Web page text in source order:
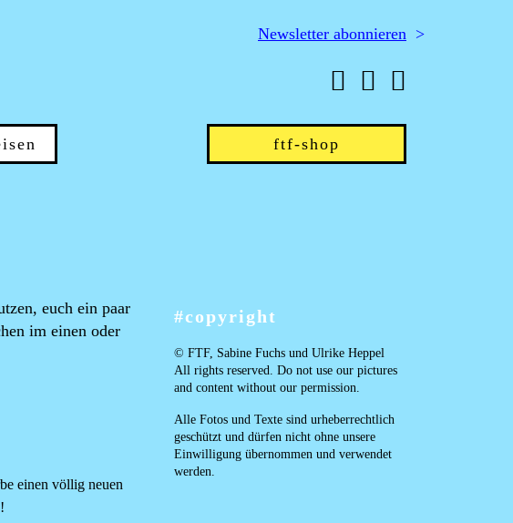
Newsletter abonnieren
Shop-Menüftf-shop
euch ein paar
im einen oder
einen völlig neuen
#copyright
© FTF, Sabine Fuchs und Ulrike Heppel
All rights reserved. Do not use our pictures
and content without our permission.
Alle Fotos und Texte sind urheberrechtlich
geschützt und dürfen nicht ohne unsere
Einwilligung übernommen und verwendet
werden.